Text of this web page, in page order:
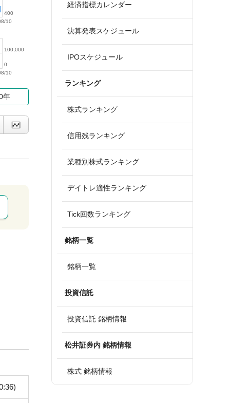
10
400
10
0
100,000
年
経済指標カレンダー
決算発表スケジュール
IPOスケジュール
ランキング
株式ランキング
信用残ランキング
業種別株式ランキング
デイトレ適性ランキング
Tick回数ランキング
銘柄一覧
銘柄一覧
投資信託
投資信託 銘柄情報
松井証券内 銘柄情報
株式 銘柄情報